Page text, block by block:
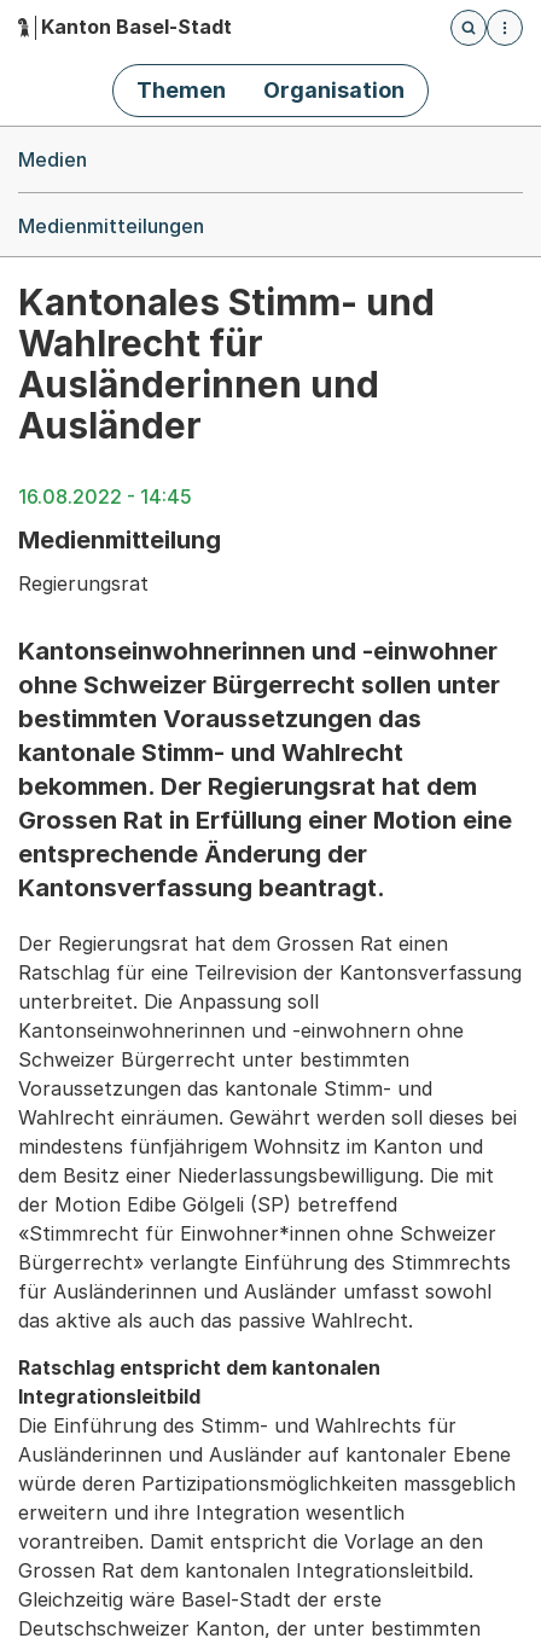
Hauptnavigation
Kanton Basel-Stadt
Öffnet
Themen Organisation
Medien
Medienmitteilungen
Kantonales Stimm- und
Wahlrecht für
Ausländerinnen und
Ausländer
16.08.2022 - 14:45
Medienmitteilung
Regierungsrat
Kantonseinwohnerinnen und -einwohner
ohne Schweizer Bürgerrecht sollen unter
bestimmten Voraussetzungen das
kantonale Stimm- und Wahlrecht
bekommen. Der Regierungsrat hat dem
Grossen Rat in Erfüllung einer Motion eine
entsprechende Änderung der
Kantonsverfassung beantragt.
Der Regierungsrat hat dem Grossen Rat einen
Ratschlag für eine Teilrevision der Kantonsverfassung
unterbreitet. Die Anpassung soll
Kantonseinwohnerinnen und -einwohnern ohne
Schweizer Bürgerrecht unter bestimmten
Voraussetzungen das kantonale Stimm- und
Wahlrecht einräumen. Gewährt werden soll dieses bei
mindestens fünfjährigem Wohnsitz im Kanton und
dem Besitz einer Niederlassungsbewilligung. Die mit
der Motion Edibe Gölgeli (SP) betreffend
«Stimmrecht für Einwohner*innen ohne Schweizer
Bürgerrecht» verlangte Einführung des Stimmrechts
für Ausländerinnen und Ausländer umfasst sowohl
das aktive als auch das passive Wahlrecht.
Ratschlag entspricht dem kantonalen
Integrationsleitbild
Die Einführung des Stimm- und Wahlrechts für
Ausländerinnen und Ausländer auf kantonaler Ebene
würde deren Partizipationsmöglichkeiten massgeblich
erweitern und ihre Integration wesentlich
vorantreiben. Damit entspricht die Vorlage an den
Grossen Rat dem kantonalen Integrationsleitbild.
Gleichzeitig wäre Basel-Stadt der erste
Deutschschweizer Kanton, der unter bestimmten